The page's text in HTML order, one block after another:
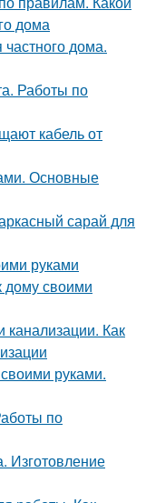
дома
дома.
Работы по
кабель от
Основные
сарай для
руками
дому своими
канализации. Как
руками.
по
Изготовление